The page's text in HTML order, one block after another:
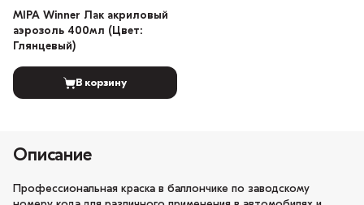
MIPA Winner Лак акриловый
аэрозоль 400мл (Цвет:
Глянцевый)
В корзину
Описание
Профессиональная краска в баллончике по заводскому